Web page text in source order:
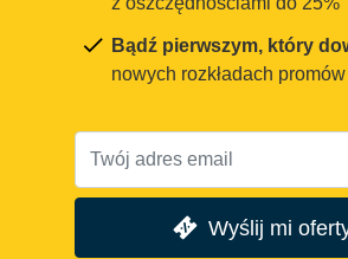
Bądź pierwszym, który
nowych rozkładach promów
Wyślij mi